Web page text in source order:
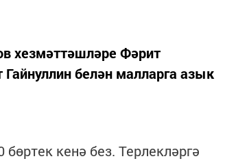
хезмәттәшләре Фәрит
белән малларга азык
кенә без. Терлекләргә